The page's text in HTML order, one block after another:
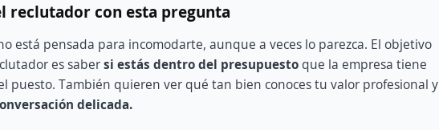
reclutador con esta pregunta
está pensada para incomodarte, aunque a veces lo parezca. El objetivo
es sabersi estás dentro del presupuestoque la empresa tiene
puesto. También quieren ver qué tan bien conoces tu valor profesional y
delicada.